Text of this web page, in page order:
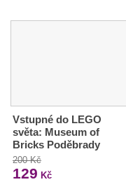
Vstupné do LEGO
světa: Museum of
Bricks Poděbrady
200 Kč
129 Kč